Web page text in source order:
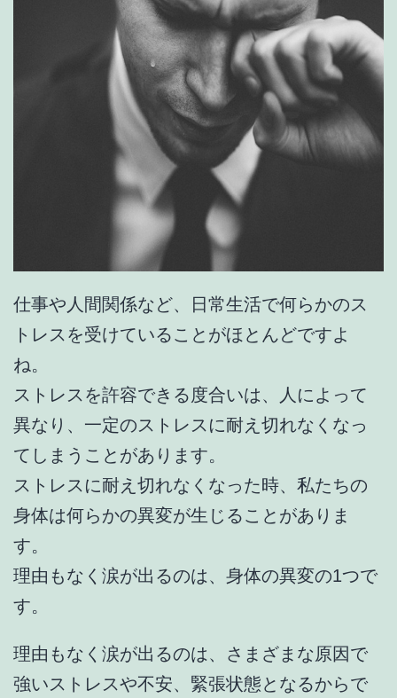
仕事や人間関係など、日常生活で何らかのス
トレスを受けていることがほとんどですよ
ね。
ストレスを許容できる度合いは、人によって
異なり、一定のストレスに耐え切れなくなっ
てしまうことがあります。
ストレスに耐え切れなくなった時、私たちの
身体は何らかの異変が生じることがありま
す。
理由もなく涙が出るのは、身体の異変の1つで
す。
理由もなく涙が出るのは、さまざまな原因で
強いストレスや不安、緊張状態となるからで